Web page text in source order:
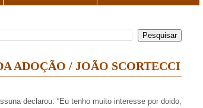
ADOÇÃO / JOÃO SCORTECCI
declarou: “Eu tenho muito interesse por doido,